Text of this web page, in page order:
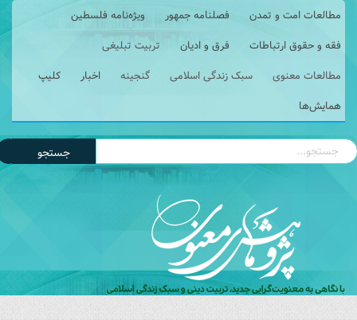
مطالعات امت و تمدن فصلنامه جمهور
ویژه‌نامه فلسطین
فقه و حقوق ارتباطات
فرق و ادیان
تربیت تبلیغی
مطالعات معنوی
سبک زندگی اسلامی گنجینه اخبار
کلیپ
همایش‌ها
جستجو